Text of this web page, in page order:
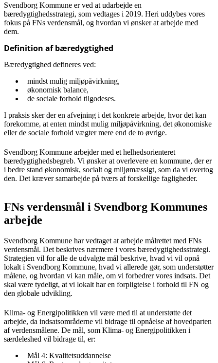
Svendborg Kommune er ved at udarbejde en
bæredygtighedsstrategi, som vedtages i 2019. Heri uddybes vores
fokus på FNs verdensmål, og hvordan vi ønsker at arbejde med
dem.
Definition af bæredygtighed
Bæredygtighed defineres ved:
mindst mulig miljøpåvirkning,
økonomisk balance,
de sociale forhold tilgodeses.
I praksis sker der en afvejning i det konkrete arbejde, hvor det kan
forekomme, at enten mindst mulig miljøpåvirkning, det økonomiske
eller de sociale forhold vægter mere end de to øvrige.
Svendborg Kommune arbejder med et helhedsorienteret
bæredygtighedsbegreb. Vi ønsker at overlevere en kommune, der er
i bedre stand økonomisk, socialt og miljømæssigt, som da vi overtog
den. Det kræver samarbejde på tværs af forskellige fagligheder.
FNs verdensmål i Svendborg Kommunes
arbejde
Svendborg Kommune har vedtaget at arbejde målrettet med FNs
verdensmål. Det beskrives nærmere i vores bæredygtighedsstrategi.
Strategien vil for alle de udvalgte mål beskrive, hvad vi vil opnå
lokalt i Svendborg Kommune, hvad vi allerede gør, som understøtter
målene, og hvordan vi kan måle, om vi forbedrer vores indsats. Det
skal være tydeligt, at vi lokalt har en forpligtelse i forhold til FN og
den globale udvikling.
Klima- og Energipolitikken vil være med til at understøtte det
arbejde, da indsatsområderne vil bidrage til opnåelse af hovedparten
af verdensmålene. De mål, som Klima- og Energipolitikken i
særdeleshed vil bidrage til, er:
Mål 4: Kvalitetsuddannelse